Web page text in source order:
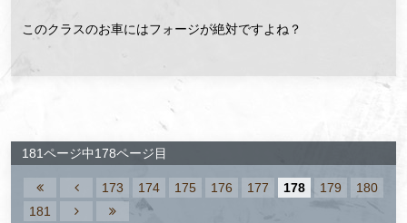
このクラスのお車にはフォージが絶対ですよね？
181ページ中178ページ目
173 174 175 176 177 178 179
180
181